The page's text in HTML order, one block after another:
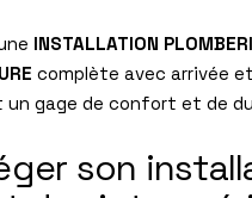
INSTALLATION
complète avec arrivée
un gage de confort et de
son